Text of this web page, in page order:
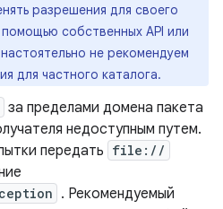
разрешения для своего
собственных API или
не рекомендуем
для частного каталога.
за пределами домена пакета
недоступным путем.
передать file://
. Рекомендуемый